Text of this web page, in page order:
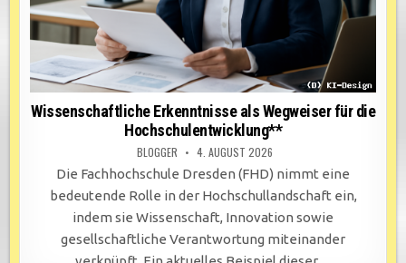
Wissenschaftliche Erkenntnisse als Wegweiser für die
Hochschulentwicklung**
BLOGGER
4. AUGUST 2026
Die Fachhochschule Dresden (FHD) nimmt eine
bedeutende Rolle in der Hochschullandschaft ein,
indem sie Wissenschaft, Innovation sowie
gesellschaftliche Verantwortung miteinander